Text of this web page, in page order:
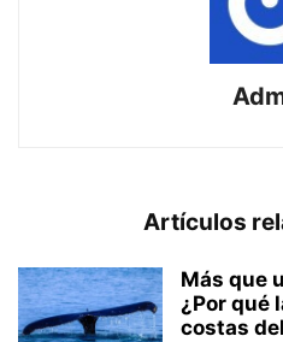
Artículos
Más que
¿Por qué
costas